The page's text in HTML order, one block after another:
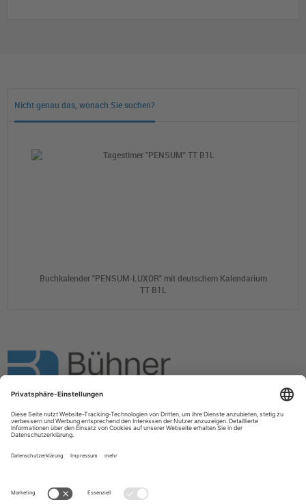
Nicht genau das, wonach Sie suchen?
Buchkalender "PENSUM-LUXOR" mit deutschem Kalendarium
TT B1L
Bühner Werbemittel GmbH
Impressum
AGB
Kleine Kalendergeschichte